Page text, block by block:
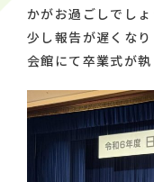
かがお過ごしでしょ
少し報告が遅くな
会館にて卒業式が執